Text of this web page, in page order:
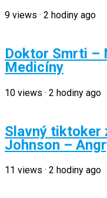
9 views · 2 hodiny ago
Doktor Smrti –
Medicíny
10 views · 2 hodiny ago
Slavný tiktoker
Johnson –
11 views · 2 hodiny ago